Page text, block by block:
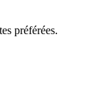
préférées.